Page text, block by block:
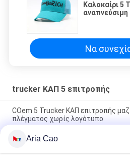
Καλοκαίρι 5
Να
trucker ΚΑΠ 5 επιτροπής
COem 5 Trucker ΚΑΠ επιτροπής
πλέγματος χωρίς λογότυπο
Ο υπαίθριος αθλητισμός Tyle 5
Aria Cao